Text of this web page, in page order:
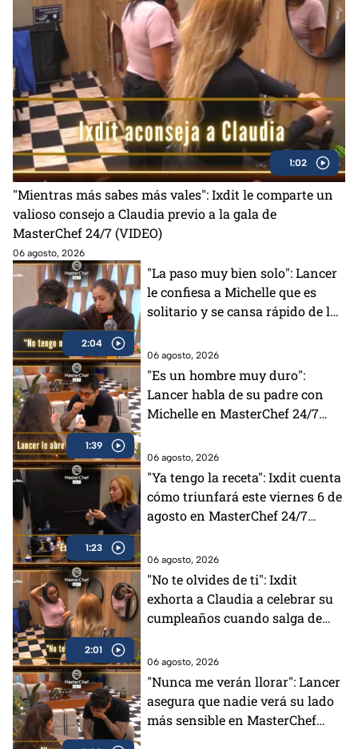
1:02
"Mientras más sabes más vales": Ixdit le comparte un
valioso consejo a Claudia previo a la gala de
MasterChef 24/7 (VIDEO)
06 agosto, 2026
2:04
"La paso muy bien solo": Lancer
le confiesa a Michelle que es
solitario y se cansa rápido de la
06 agosto, 2026
1:39
"Es un hombre muy duro":
Lancer habla de su padre con
Michelle en MasterChef 24/7
06 agosto, 2026
1:23
"Ya tengo la receta": Ixdit cuenta
cómo triunfará este viernes 6 de
agosto en MasterChef 24/7
06 agosto, 2026
2:01
"No te olvides de ti": Ixdit
exhorta a Claudia a celebrar su
cumpleaños cuando salga de
06 agosto, 2026
"Nunca me verán llorar": Lancer
asegura que nadie verá su lado
más sensible en MasterChef